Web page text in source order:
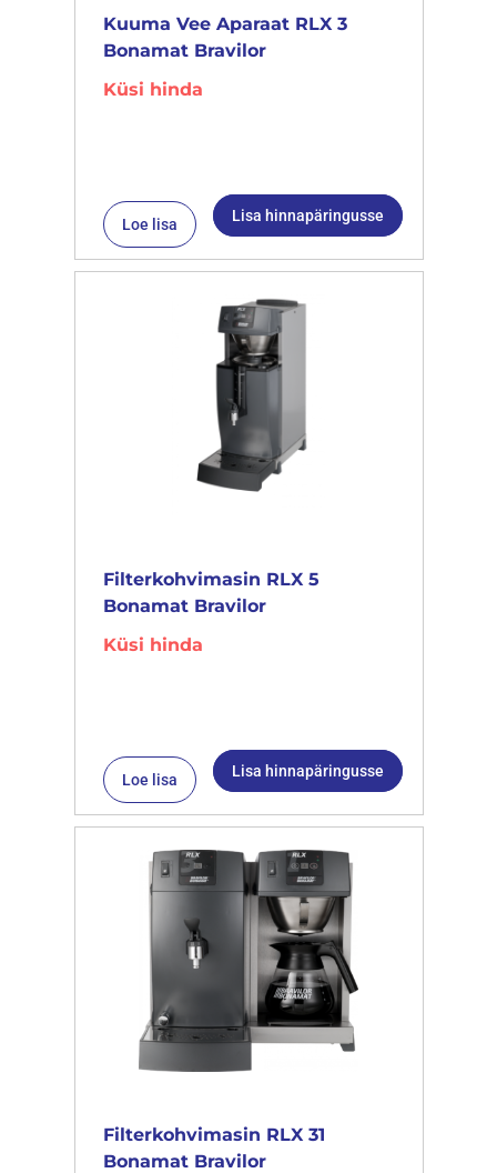
Kuuma Vee Aparaat RLX 3
Bonamat Bravilor
Küsi hinda
Loe lisa Lisa hinnapäringusse
Filterkohvimasin RLX 5
Bonamat Bravilor
Küsi hinda
Loe lisa Lisa hinnapäringusse
Filterkohvimasin RLX 31
Bonamat Bravilor